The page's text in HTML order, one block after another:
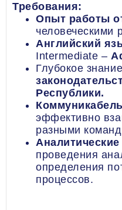
Требования:
Опыт работы
человеческими
Английский
Intermediate –
Глубокое знание
Республики.
эффективно
разными
проведения
определения
процессов.